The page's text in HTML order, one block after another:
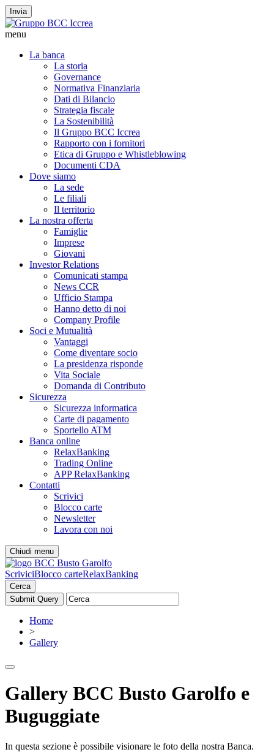
Invia
menu
La banca
La storia
Governance
Normativa Finanziaria
Dati di Bilancio
Strategia fiscale
La Sostenibilità
Il Gruppo BCC Iccrea
Rapporto con i fornitori
Etica di Gruppo e Whistleblowing
Documenti CDA
Dove siamo
La sede
Le filiali
Il territorio
La nostra offerta
Famiglie
Imprese
Giovani
Investor Relations
Comunicati stampa
News CCR
Ufficio Stampa
Hanno detto di noi
Company Profile
Soci e Mutualità
Vantaggi
Come diventare socio
La presidenza risponde
Vita Sociale
Domanda di Contributo
Sicurezza
Sicurezza informatica
Carte di pagamento
Sportello ATM
Banca online
RelaxBanking
Trading Online
APP RelaxBanking
Contatti
Scrivici
Blocco carte
Newsletter
Lavora con noi
Chiudi menu
ScriviciBlocco carteRelaxBanking
Cerca
Home
>
Gallery
Gallery BCC Busto Garolfo e
Buguggiate
In questa sezione è possibile visionare le foto della nostra Banca.